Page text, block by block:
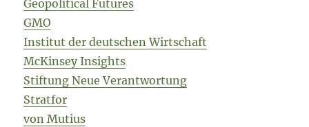
Geopolitical Futures
GMO
Institut der deutschen Wirtschaft
McKinsey Insights
Stiftung Neue Verantwortung
Stratfor
von Mutius